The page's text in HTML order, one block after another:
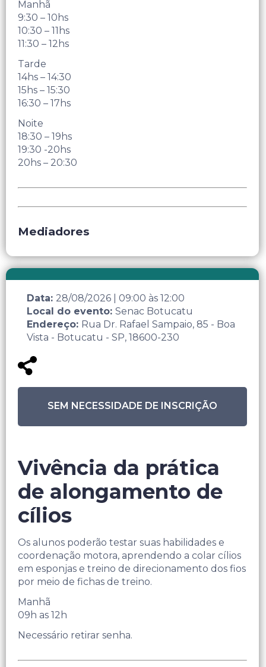
Manhã
9:30 – 10hs
10:30 – 11hs
11:30 – 12hs
Tarde
14hs – 14:30
15hs – 15:30
16:30 – 17hs
Noite
18:30 – 19hs
19:30 -20hs
20hs – 20:30
Mediadores
Data: 28/08/2026 09:00 às 12:00
Local do evento: Senac Botucatu
Endereço: Rua Dr. Rafael Sampaio, 85 - Boa
Vista - Botucatu - SP, 18600-230
SEM NECESSIDADE DE INSCRIÇÃO
Vivência da prática
de alongamento de
cílios
Os alunos poderão testar suas habilidades e
coordenação motora, aprendendo a colar cílios
em esponjas e treino de direcionamento dos fios
por meio de fichas de treino.
Manhã
09h as 12h
Necessário retirar senha.